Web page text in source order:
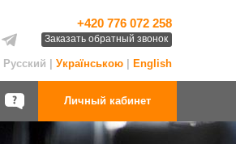
+420 776 072 258
Заказать обратный звонок
Русский | Українською| English
Личный кабинет